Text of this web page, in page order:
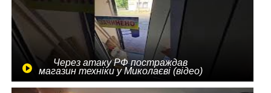
Через атаку РФ постраждав
магазин техніки у Миколаєві (відео)